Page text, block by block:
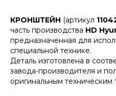
КРОНШТЕЙН (артикул
часть производства HD
предназначенная для
специальной технике.
Деталь изготовлена в
завода-производителя и
оригинальным техническим